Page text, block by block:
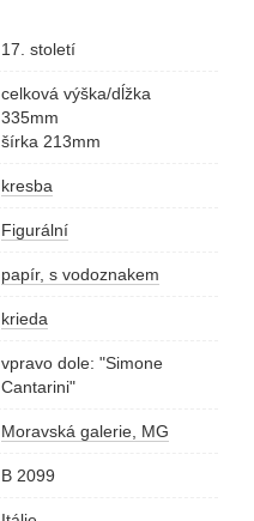
17. století
celková výška/dĺžka
335mm
šírka 213mm
kresba
Figurální
papír, s vodoznakem
krieda
vpravo dole: "Simone
Cantarini"
Moravská galerie, MG
B 2099